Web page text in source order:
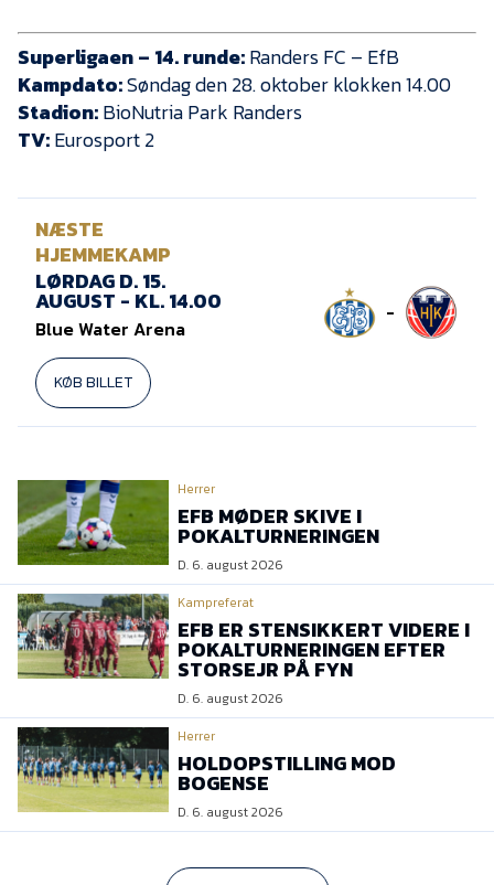
Superligaen – 14. runde:Randers FC – EfB
Kampdato:Søndag den 28. oktober klokken 14.00
Stadion:BioNutria Park Randers
TV:Eurosport 2
NÆSTE
HJEMMEKAMP
LØRDAG D. 15.
AUGUST - KL. 14.00
Blue Water Arena
KØB BILLET
-
Herrer
EFB MØDER SKIVE I
POKALTURNERINGEN
D. 6. august 2026
Kampreferat
EFB ER STENSIKKERT VIDERE I
POKALTURNERINGEN EFTER
STORSEJR PÅ FYN
D. 6. august 2026
Herrer
HOLDOPSTILLING MOD
BOGENSE
D. 6. august 2026